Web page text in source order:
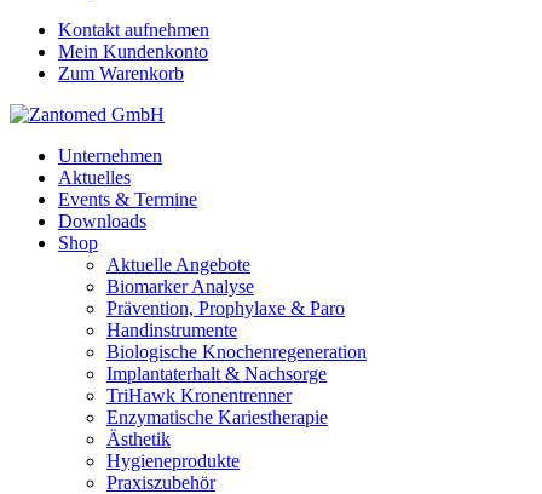
Kontakt aufnehmen
Mein Kundenkonto
Zum Warenkorb
Unternehmen
Aktuelles
Events & Termine
Downloads
Shop
Aktuelle Angebote
Biomarker Analyse
Prävention, Prophylaxe & Paro
Handinstrumente
Biologische Knochenregeneration
Implantaterhalt & Nachsorge
TriHawk Kronentrenner
Enzymatische Kariestherapie
Ästhetik
Hygieneprodukte
Praxiszubehör